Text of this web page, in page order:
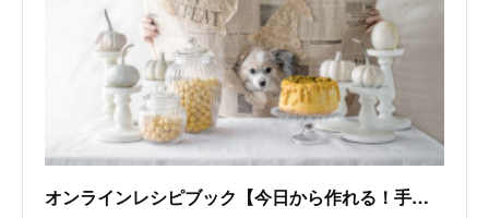
オンラインレシピブック【今日から作れる！手作り犬おやつレシピ】